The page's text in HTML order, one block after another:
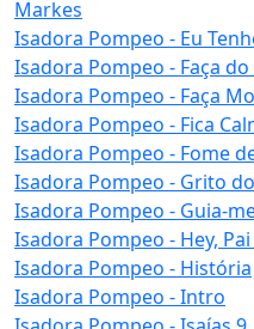
Markes
Isadora Pompeo - Eu
Isadora Pompeo - Faça do
Isadora Pompeo - Faça
Isadora Pompeo - Fica
Isadora Pompeo - Fome
Isadora Pompeo - Grito
Isadora Pompeo - Guia-
Isadora Pompeo - Hey,
Isadora Pompeo - História
Isadora Pompeo - Intro